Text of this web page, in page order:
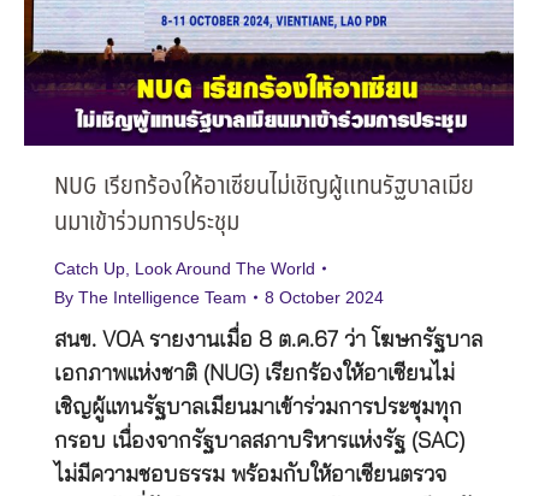
NUG เรียกร้องให้อาเซียนไม่เชิญผู้แทนรัฐบาลเมีย
นมาเข้าร่วมการประชุม
Catch Up Look Around The World
By The Intelligence Team 8 October 2024
สนข. VOA รายงานเมื่อ 8 ต.ค.67 ว่า โฆษกรัฐบาล
เอกภาพแห่งชาติ (NUG) เรียกร้องให้อาเซียนไม่
เชิญผู้แทนรัฐบาลเมียนมาเข้าร่วมการประชุมทุก
กรอบ เนื่องจากรัฐบาลสภาบริหารแห่งรัฐ (SAC)
ไม่มีความชอบธรรม พร้อมกับให้อาเซียนตรวจ